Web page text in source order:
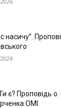
насичу”.
є? Проповідь о.
ОМІ